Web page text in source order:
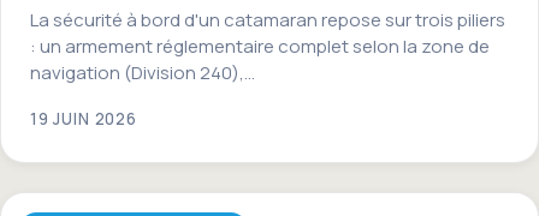
La sécurité à bord d'un catamaran repose sur trois piliers
: un armement réglementaire complet selon la zone de
navigation (Division 240),…
19 JUIN 2026